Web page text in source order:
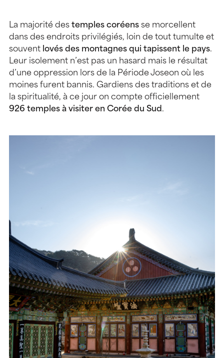
La majorité des temples coréens se morcellent
dans des endroits privilégiés, loin de tout tumulte et
souvent lovés des montagnes qui tapissent le pays.
Leur isolement n’est pas un hasard mais le résultat
d’une oppression lors de la Période Joseon où les
moines furent bannis. Gardiens des traditions et de
la spiritualité, à ce jour on compte officiellement
926 temples à visiter en Corée du Sud.